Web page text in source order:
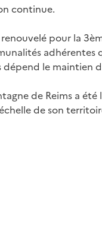
continue.
pour la
adhérentes
le maintien
de Reims a
de son